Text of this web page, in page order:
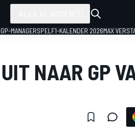
MANAGERSPEL F1-KALENDER 2026MAX
NAAR GP